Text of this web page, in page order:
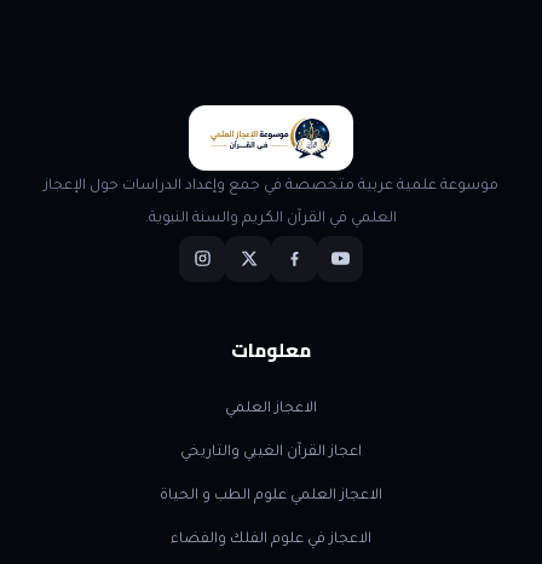
موسوعة علمية عربية متخصصة في جمع وإعداد الدراسات حول الإعجاز
العلمي في القرآن الكريم والسنة النبوية.
معلومات
الاعجاز العلمي
اعجاز القرآن الغيبي والتاريخي
الاعجاز العلمي علوم الطب و الحياة
الاعجاز في علوم الفلك والفضاء